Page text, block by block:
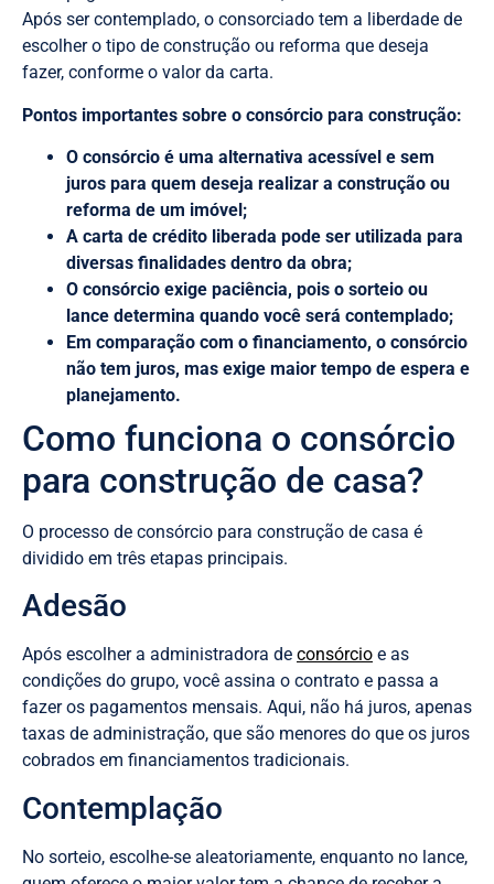
Após ser contemplado, o consorciado tem a liberdade de
escolher o tipo de construção ou reforma que deseja
fazer, conforme o valor da carta.
Pontos importantes sobre o consórcio para construção:
O consórcio é uma alternativa acessível e sem
juros para quem deseja realizar a construção ou
reforma de um imóvel;
A carta de crédito liberada pode ser utilizada para
diversas finalidades dentro da obra;
O consórcio exige paciência, pois o sorteio ou
lance determina quando você será contemplado;
Em comparação com o financiamento, o consórcio
não tem juros, mas exige maior tempo de espera e
planejamento.
Como funciona o consórcio
para construção de casa?
O processo de consórcio para construção de casa é
dividido em três etapas principais.
Adesão
Após escolher a administradora de consórcio e as
condições do grupo, você assina o contrato e passa a
fazer os pagamentos mensais. Aqui, não há juros, apenas
taxas de administração, que são menores do que os juros
cobrados em financiamentos tradicionais.
Contemplação
No sorteio, escolhe-se aleatoriamente, enquanto no lance,